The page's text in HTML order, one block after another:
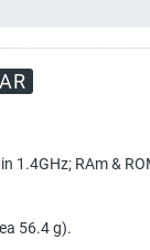
redes sociales.
1.4GHz; RAm &
56.4 g).